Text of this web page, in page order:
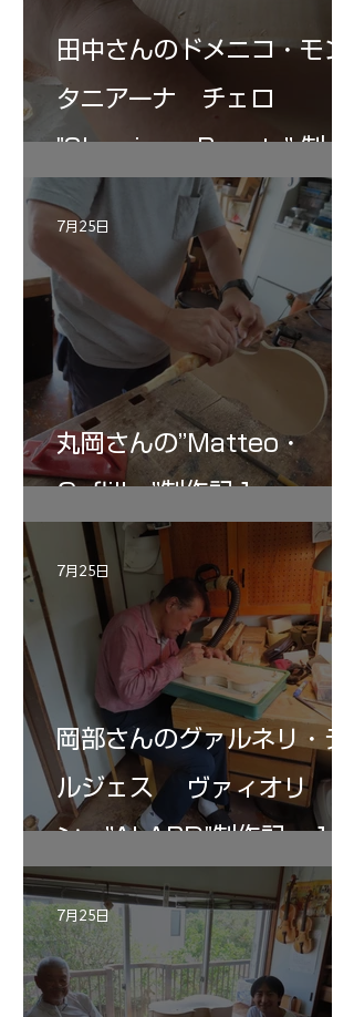
田中さんのドメニコ・モン
タニアーナ チェロ
"Sleeping・Beauty” 制作
記 30
丸岡さんの”Matteo・
Gofliller”制作記１
7月25日
岡部さんのグァルネリ・デ
ルジェス ヴァィオリ
ン ”ALARD"制作記 １2
7月25日
7月25日